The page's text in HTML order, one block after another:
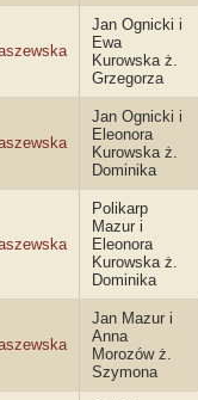
Jan Ognicki i
Ewa
Kurowska ż.
Grzegorza
Jan Ognicki i
Eleonora
Kurowska ż.
Dominika
Polikarp
Mazur i
Eleonora
Kurowska ż.
Dominika
Jan Mazur i
Anna
Morozów ż.
Szymona